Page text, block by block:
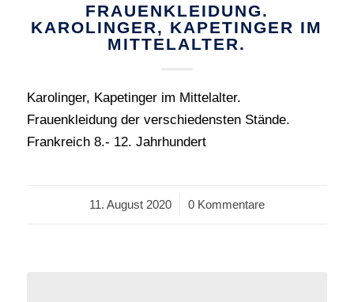
FRAUENKLEIDUNG.
KAROLINGER, KAPETINGER IM
MITTELALTER.
Karolinger, Kapetinger im Mittelalter.
Frauenkleidung der verschiedensten Stände.
Frankreich 8.- 12. Jahrhundert
11. August 2020
/ 0 Kommentare